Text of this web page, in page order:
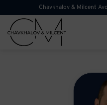
contenu
Chavkhalov & Milcent